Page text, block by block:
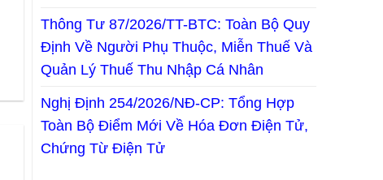
Thông Tư 87/2026/TT-BTC: Toàn Bộ Quy
Định Về Người Phụ Thuộc, Miễn Thuế Và
Quản Lý Thuế Thu Nhập Cá Nhân
Nghị Định 254/2026/NĐ-CP: Tổng Hợp
Toàn Bộ Điểm Mới Về Hóa Đơn Điện Tử,
Chứng Từ Điện Tử